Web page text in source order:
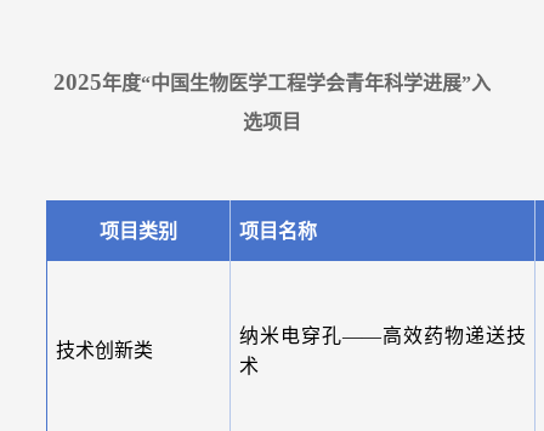
2025年度“中国生物医学工程学会青年科学进展”入
选项目
项目类别 项目名称
技术创新类
纳米电穿孔——高效药物递送技
术